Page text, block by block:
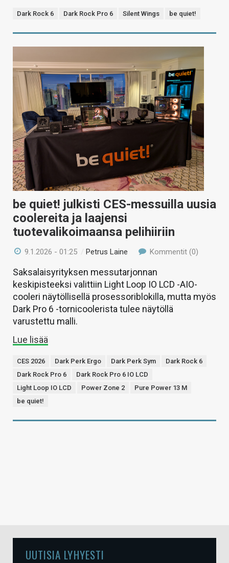
Dark Rock 6 Dark Rock Pro 6 Silent Wings be quiet!
be quiet! julkisti CES-messuilla uusia
coolereita ja laajensi
tuotevalikoimaansa pelihiiriin
9.1.2026 - 01:25 /Petrus Laine Kommentit (0)
Saksalaisyrityksen messutarjonnan
keskipisteeksi valittiin Light Loop IO LCD -AIO-
cooleri näytöllisellä prosessoriblokilla, mutta myös
Dark Pro 6 -tornicoolerista tulee näytöllä
varustettu malli.
Lue lisää
CES 2026 Dark Perk Ergo Dark Perk Sym
Dark Rock 6
Dark Rock Pro 6
Dark Rock Pro 6 IO LCD
Light Loop IO LCD
Power Zone 2
Pure Power 13 M
be quiet!
UUTISIA LYHYESTI